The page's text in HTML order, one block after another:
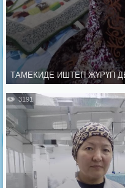
ТАМЕКИДЕ ИШТЕП ЖҮРҮП
3191